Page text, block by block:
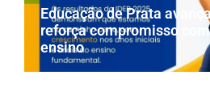
Educação de Prata
reforça compromisso
ensino